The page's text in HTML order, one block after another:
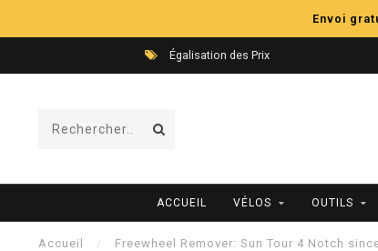
Envoi
Égalisation des Prix
ACCUEIL VÉLOS OUTILS
Accueil / Freewheel Remover: Sun Tour 4 Notch